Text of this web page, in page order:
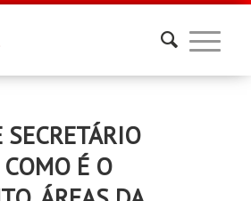
SECRETÁRIO
É O